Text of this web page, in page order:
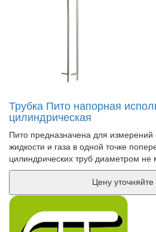
Трубка Пито напорная
цилиндрическая
Пито предназначена для
жидкости и газа в одной точке
цилиндрических труб диаметром